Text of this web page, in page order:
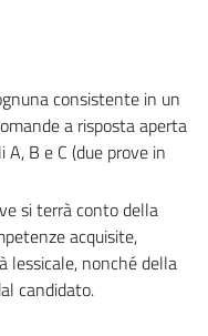
consistente in un
a risposta aperta
B e C (due prove in
si terrà conto della
acquisite,
lessicale, nonché della
candidato.